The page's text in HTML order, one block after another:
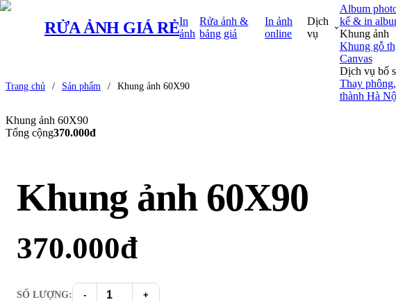
RỬA ẢNH GIÁ RẺIn
ảnh
Rửa ảnh &
bảng giá
In ảnh
online
Dịch
vụ
Album
kế & in
Khung ảnh
Khung gỗ
Canvas
Dịch vụ bổ
Thay
thành Hà
Trang chủ / Sản phẩm / Khung ảnh 60X90
Khung ảnh 60X90
Tổng cộng370.000đ
Khung ảnh 60X90
370.000đ
SỐ LƯỢNG: - +